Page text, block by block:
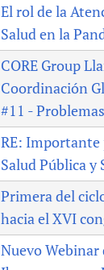
El rol de la
Salud en la
CORE Group
Coordinación
#11 -
RE:
Salud Pública y
Primera del
hacia el XVI
Nuevo Webinar